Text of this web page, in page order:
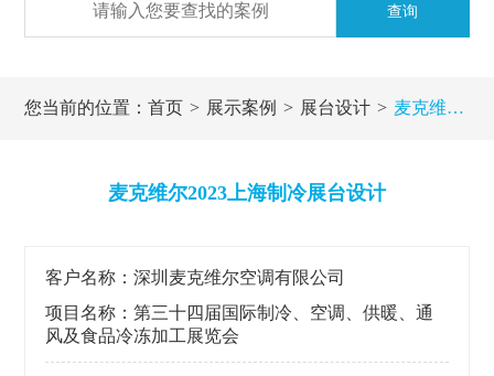
查询
您当前的位置：首页 展示案例 展台设计 麦克维尔2023上海制冷展台设计
麦克维尔2023上海制冷展台设计
客户名称：深圳麦克维尔空调有限公司
项目名称：第三十四届国际制冷、空调、供暖、通
风及食品冷冻加工展览会